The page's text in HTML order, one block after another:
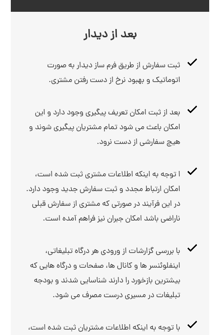
بعد از دیدار
ثبت سفارش از طریق فرم ساز دیدار به صورت
اتوماتیک و بهبود نرخ از دست رفتن مشتری.
بعد از ثبت امکان تعریف پیگیری وجود دارد و این
امکان باعث می شود تمام مشتریان پیگیری شوند و
هیچ سفارشی از دست نرود.
ا توجه به اینکه اطلاعات مشتری ثبت شده است،
امکان ارتباط مجدد و ثبت سفارش جدید وجود دارد.
در این فرآیند در صورتی که مشتری از سفارش قبلی
ناراضی باشد امکان جبران نیز فراهم آمده است.
با بررسی گزارشات از ورودی هر درگاه تبلیغاتی،
اینفلوئنسر ها و کانال ها، صفحات و درگاه هایی که
بیشترین بازخورد را دارند شناسایی شدند و بودجه
تبلیغات در مسیری درست مصرف می شود.
با توجه به اینکه اطلاعات مشتریان ثبت شده است،